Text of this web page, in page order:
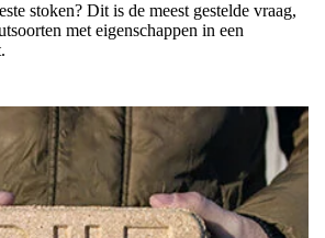
stoken? Dit is de meest gestelde vraag,
met eigenschappen in een